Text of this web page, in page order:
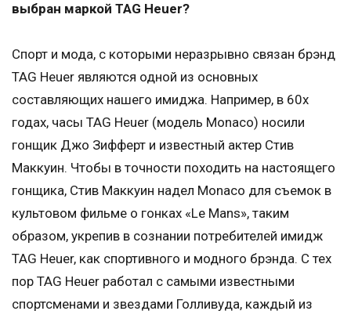
выбран маркой TAG Heuer?
Спорт и мода, с которыми неразрывно связан брэнд
TAG Heuer являются одной из основных
составляющих нашего имиджа. Например, в 60х
годах, часы TAG Heuer (модель Monaco) носили
гонщик Джо Зифферт и известный актер Стив
Маккуин. Чтобы в точности походить на настоящего
гонщика, Стив Маккуин надел Monaco для съемок в
культовом фильме о гонках «Le Mans», таким
образом, укрепив в сознании потребителей имидж
TAG Heuer, как спортивного и модного брэнда. С тех
пор TAG Heuer работал с самыми известными
спортсменами и звездами Голливуда, каждый из